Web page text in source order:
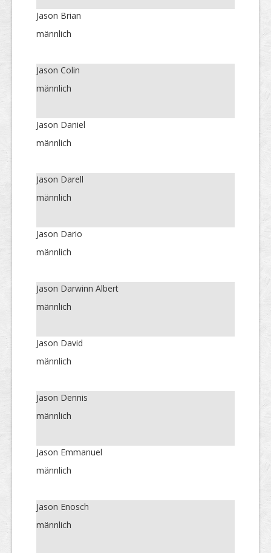
Jason Brian
männlich
Jason Colin
männlich
Jason Daniel
männlich
Jason Darell
männlich
Jason Dario
männlich
Jason Darwinn Albert
männlich
Jason David
männlich
Jason Dennis
männlich
Jason Emmanuel
männlich
Jason Enosch
männlich